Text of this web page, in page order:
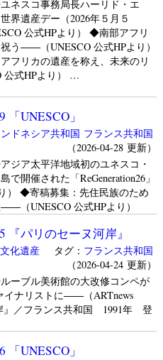
ネスコ事務局長ハーリド・エ
界遺産デー（2026年５月５
公式HPより） ◆南部アフリ
う――（UNESCO 公式HPより）
フリカの遺産を称え、未来のリ
公式HPより） …
UNESCO」
ドネシア共和国 フランス共和国
（2026-04-28 更新）
ジア太平洋地域初のユネスコ・
開催された「ReGeneration26」
） ◆寄稿募集：先住民族のため
（UNESCO 公式HPより）
『パリのセーヌ河岸』
文化遺産タグ： フランス共和国
（2026-04-24 更新）
ーブル美術館の大改修コンペが
イナリストに――（ARTnews
』／フランス共和国 1991年 登
UNESCO」